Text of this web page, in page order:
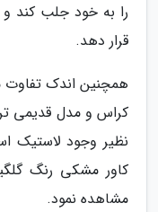
را به خود جلب کند و
قرار دهد.
نظیر وجود لاستیک
کاور مشکی رنگ
مشاهده نمود.